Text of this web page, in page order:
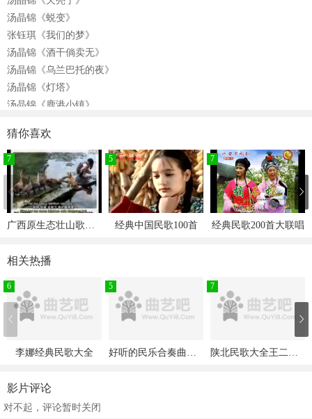
汤晶锦《蜕变》
张钰琪《我们的梦》
汤晶锦《酒干倘卖无》
汤晶锦《乌兰巴托的夜》
汤晶锦《灯塔》
汤晶锦《鹿港小镇》
高保利《天蓝蓝》
许海霞常春《想亲亲》
曹格唐子宜吴文瑄《大海》
唐子宜吴子安《扬基歌》
唐子宜周安信《但愿人长久》
唐子宜《我的中国心》
唐子宜《让世界充满爱》
周安信唐子宜演唱《但愿人长久》
http://www.xiqulou.com/zj/26447/
戏曲大全网www.xiquw.com
猜你喜欢
7
广西原生态壮山歌壮族民歌
5
经典中国民歌100首
7
经典民歌200首大联唱
相关热播
6
李娜经典民歌大全
5
好听的民乐合奏曲名曲大全
7
陕北民歌大全王二妮经典民歌
影片评论
对不起，评论暂时关闭